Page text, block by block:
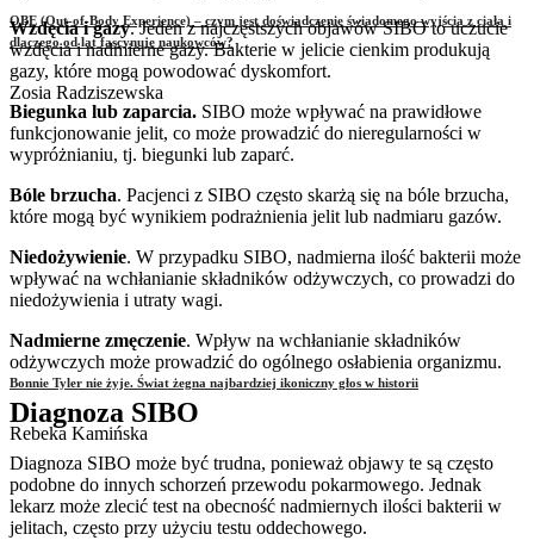
OBE (Out-of-Body Experience) – czym jest doświadczenie świadomego wyjścia z ciała i
dlaczego od lat fascynuje naukowców?
Zosia Radziszewska
Bonnie Tyler nie żyje. Świat żegna najbardziej ikoniczny głos w historii
Rebeka Kamińska
Wzdęcia i gazy. Jeden z najczęstszych objawów SIBO to uczucie
wzdęcia i nadmierne gazy. Bakterie w jelicie cienkim produkują
gazy, które mogą powodować dyskomfort.
Biegunka lub zaparcia. SIBO może wpływać na prawidłowe
funkcjonowanie jelit, co może prowadzić do nieregularności w
wypróżnianiu, tj. biegunki lub zaparć.
Bóle brzucha. Pacjenci z SIBO często skarżą się na bóle brzucha,
które mogą być wynikiem podrażnienia jelit lub nadmiaru gazów.
Niedożywienie. W przypadku SIBO, nadmierna ilość bakterii może
wpływać na wchłanianie składników odżywczych, co prowadzi do
niedożywienia i utraty wagi.
Nadmierne zmęczenie. Wpływ na wchłanianie składników
odżywczych może prowadzić do ogólnego osłabienia organizmu.
Diagnoza SIBO
Diagnoza SIBO może być trudna, ponieważ objawy te są często
podobne do innych schorzeń przewodu pokarmowego. Jednak
lekarz może zlecić test na obecność nadmiernych ilości bakterii w
jelitach, często przy użyciu testu oddechowego.